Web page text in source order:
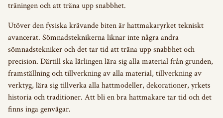
träningen och att träna upp snabbhet.
Utöver den fysiska krävande biten är hattmakaryrket tekniskt
avancerat. Sömnadsteknikerna liknar inte några andra
sömnadstekniker och det tar tid att träna upp snabbhet och
precision. Därtill ska lärlingen lära sig alla material från grunden,
framställning och tillverkning av alla material, tillverkning av
verktyg, lära sig tillverka alla hattmodeller, dekorationer, yrkets
historia och traditioner. Att bli en bra hattmakare tar tid och det
finns inga genvägar.